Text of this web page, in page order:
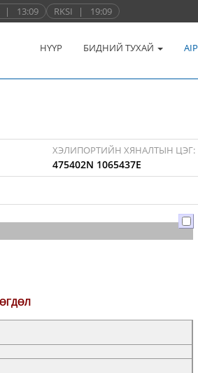
| 13:09 RKSI | 19:09
НҮҮР БИДНИЙ ТУХАЙ AIP
ХЭЛИПОРТИЙН ХЯНАЛТЫН ЦЭГ:
475402N 1065437E